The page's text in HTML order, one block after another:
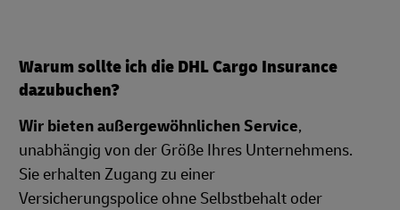
Warum sollte ich die DHL Cargo Insurance
dazubuchen?
Wir bieten außergewöhnlichen Service,
unabhängig von der Größe Ihres Unternehmens.
Sie erhalten Zugang zu einer
Versicherungspolice ohne Selbstbehalt oder